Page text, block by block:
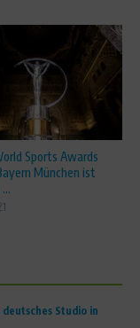
Sports Awards
München ist
Studio in